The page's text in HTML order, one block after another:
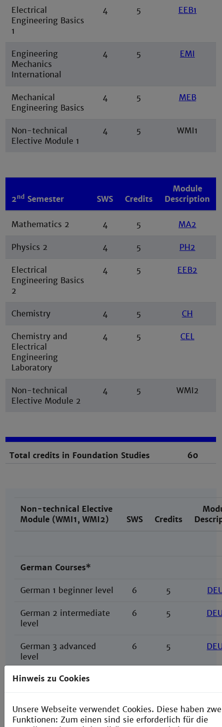
Electrical
Engineering Basics
1
4 5 EEB1
Engineering
Mechanics
International
4 5 EMI
Mechanical
Engineering Basics
4 5 MEB
Non-technical
Elective Module 1
4 5 WMI1
2nd Semester SWS Credits
Module
Description
Mathematics 2 4 5 MA2
Physics 2 4 5 PH2
Electrical
Engineering Basics
2
4 5 EEB2
Chemistry 4 5 CH
Chemistry and
Electrical
Engineering
Laboratory
4 5 CEL
Non-technical
Elective Module 2
4 5 WMI2
Total credits in Foundation Studies 60
Non-technical Elective
Module (WMI1, WMI2)
SWS Credits
German Courses*
German 1 beginner level 6 5
German 2 intermediate
level
6 5
German 3 advanced
level
6 5
German for academic
Hinweis zu Cookies
Unsere Webseite verwendet Cookies. Diese haben
Funktionen: Zum einen sind sie erforderlich für die